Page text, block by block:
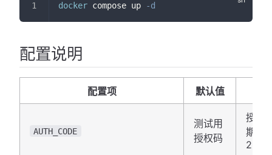
docker compose up -d
配置说明
配置项 默认值
AUTH_CODE
测试用
授权码
授权
期时